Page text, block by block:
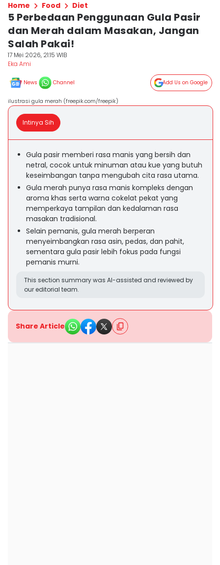
Home Food Diet
5 Perbedaan Penggunaan Gula Pasir
dan Merah dalam Masakan, Jangan
Salah Pakai!
17 Mei 2026, 21:15 WIB
Eka Ami
News Channel Add Us on Google
ilustrasi gula merah (freepik.com/freepik)
Intinya Sih
Gula pasir memberi rasa manis yang bersih dan
netral, cocok untuk minuman atau kue yang butuh
keseimbangan tanpa mengubah cita rasa utama.
Gula merah punya rasa manis kompleks dengan
aroma khas serta warna cokelat pekat yang
memperkaya tampilan dan kedalaman rasa
masakan tradisional.
Selain pemanis, gula merah berperan
menyeimbangkan rasa asin, pedas, dan pahit,
sementara gula pasir lebih fokus pada fungsi
pemanis murni.
This section summary was AI-assisted and reviewed by
our editorial team.
Share Article